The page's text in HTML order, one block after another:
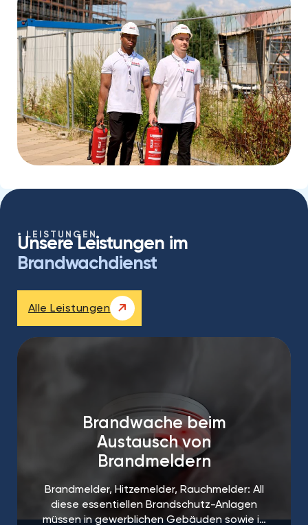
LEISTUNGEN
Unsere Leistungen im
Brandwachdienst
Alle Leistungen
Brandwache beim
Austausch von
Brandmeldern
Brandmelder, Hitzemelder, Rauchmelder: All
diese essentiellen Brandschutz-Anlagen
müssen in gewerblichen Gebäuden sowie in